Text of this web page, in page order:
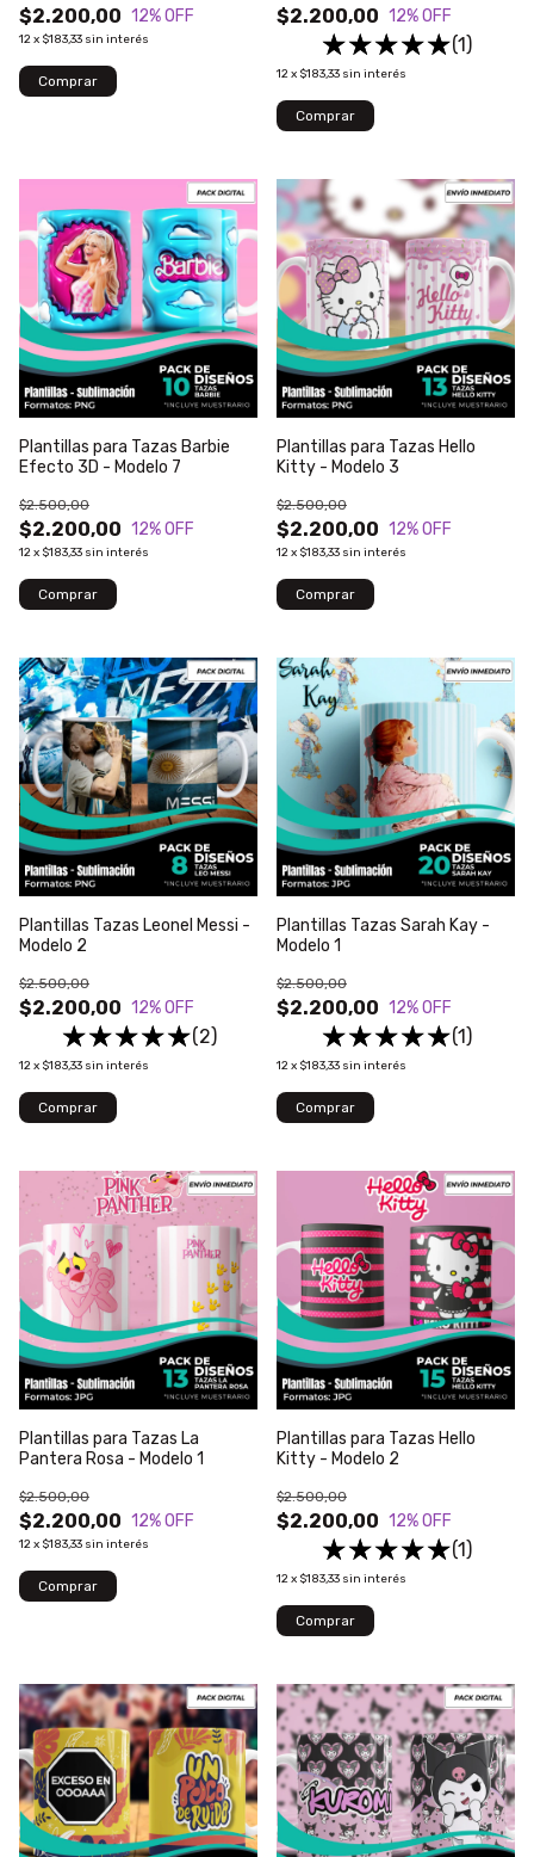
$2.200,00 12% OFF
12x $183,33 sin interés
$2.200,00 12% OFF
(1)
12x $183,33 sin interés
Plantillas para Tazas Barbie
Efecto 3D - Modelo 7
$2.200,00
$2.500,00
12% OFF
12x $183,33 sin interés
Plantillas para Tazas Hello
Kitty - Modelo 3
$2.200,00
$2.500,00
12% OFF
12x $183,33 sin interés
Plantillas Tazas Leonel Messi -
Modelo 2
$2.200,00
$2.500,00
12% OFF
(2)
12x $183,33 sin interés
Plantillas Tazas Sarah Kay -
Modelo 1
$2.200,00
$2.500,00
12% OFF
(1)
12x $183,33 sin interés
Plantillas para Tazas La
Pantera Rosa - Modelo 1
$2.200,00
$2.500,00
12% OFF
12x $183,33 sin interés
Plantillas para Tazas Hello
Kitty - Modelo 2
$2.200,00
$2.500,00
12% OFF
(1)
12x $183,33 sin interés